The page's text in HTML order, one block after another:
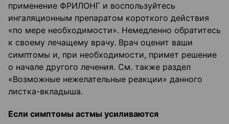
применение ФРИЛОНГ и воспользуйтесь
ингаляционным препаратом короткого действия
«по мере необходимости». Немедленно обратитесь
к своему лечащему врачу. Врач оценит ваши
симптомы и, при необходимости, примет решение
о начале другого лечения. См. также раздел
«Возможные нежелательные реакции» данного
листка-вкладыша.
Если симптомы астмы усиливаются